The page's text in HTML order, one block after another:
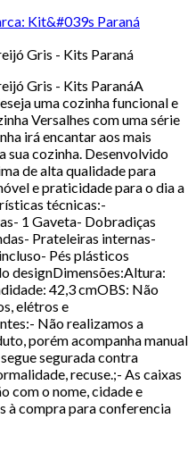
Kit&#039s Paraná
Gris - Kits Paraná
Gris - Kits ParanáA
uma cozinha funcional e
Versalhes com uma série
irá encantar aos mais
sua cozinha. Desenvolvido
de alta qualidade para
e praticidade para o dia a
técnicas:-
1 Gaveta- Dobradiças
Prateleiras internas-
Pés plásticos
designDimensões:Altura:
42,3 cmOBS: Não
elétros e
Não realizamos a
porém acompanha manual
segurada contra
recuse.;- As caixas
com o nome, cidade e
à compra para conferencia